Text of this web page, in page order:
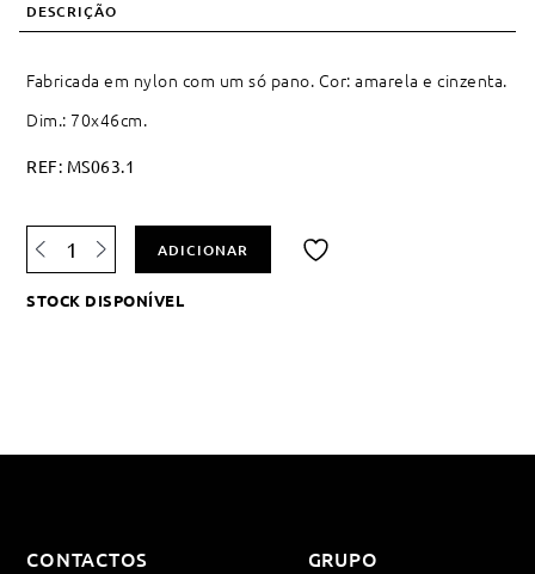
DESCRIÇÃO
Fabricada em nylon com um só pano. Cor: amarela e cinzenta.
Dim.: 70x46cm.
REF: MS063.1
de
Bandeira
Alerta
ADICIONAR
STOCK DISPONÍVEL
CONTACTOS GRUPO